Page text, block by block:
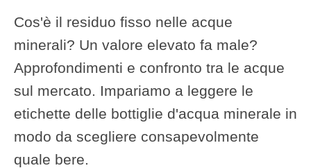
Cos'è il residuo fisso nelle acque
minerali? Un valore elevato fa male?
Approfondimenti e confronto tra le acque
sul mercato. Impariamo a leggere le
etichette delle bottiglie d'acqua minerale in
modo da scegliere consapevolmente
quale bere.